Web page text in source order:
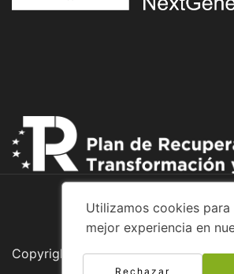
Copyright © 2026 Adventure Bike
Utilizamos cookies
mejor experiencia en
Rechazar